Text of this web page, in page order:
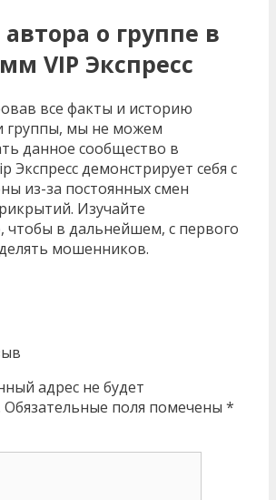
о группе в
VIP Экспресс
все факты и историю
группы, мы не можем
данное сообщество в
Экспресс демонстрирует себя с
из-за постоянных смен
Изучайте
в дальнейшем, с первого
мошенников.
адрес не будет
Обязательные поля помечены *